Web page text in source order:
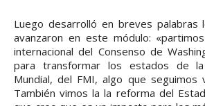
Luego desarrolló en breves palabras
avanzaron en este módulo:
internacional del Consenso de
para transformar los estados de
Mundial, del FMI, algo que seguimos
También vimos la la reforma del